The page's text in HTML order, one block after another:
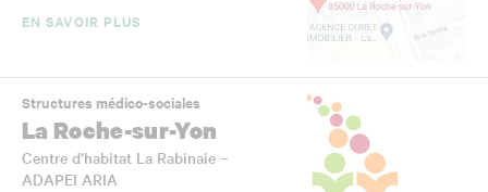
EN SAVOIR PLUS
Structures médico-sociales
La Roche-sur-Yon
Centre d’habitat La Rabinaie –
ADAPEI ARIA